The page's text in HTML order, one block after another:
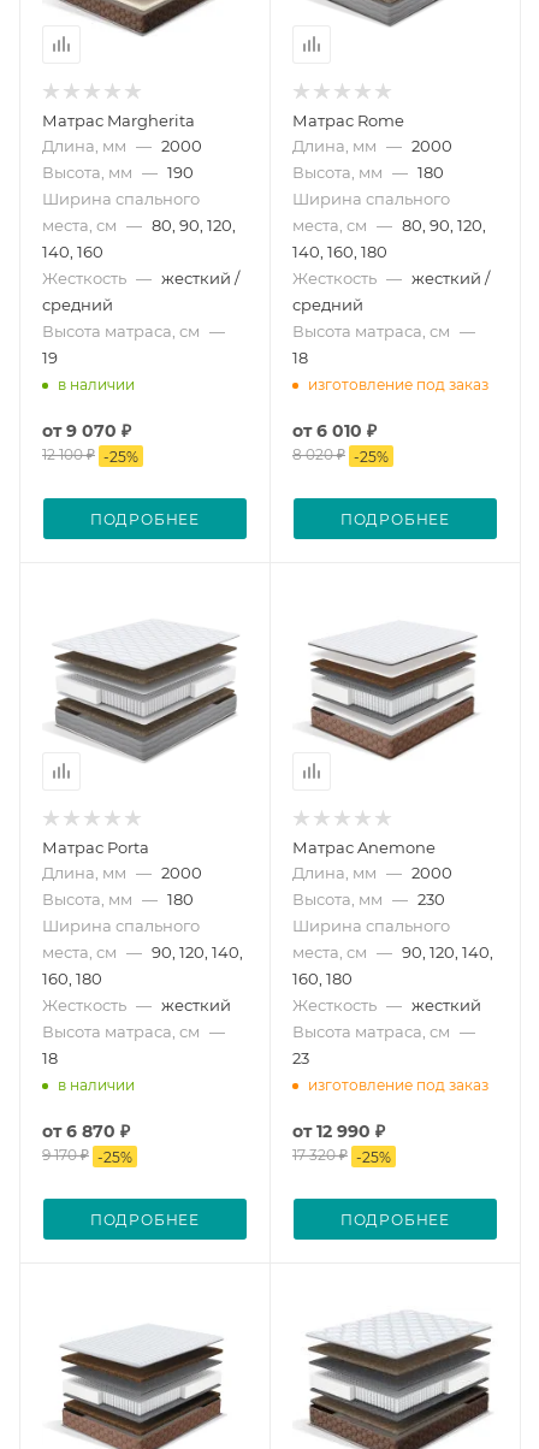
Матрас Margherita
Длина, мм — 2000
Высота, мм — 190
Ширина спального
места, см — 80, 90, 120,
140, 160
Жесткость — жесткий /
средний
Высота матраса, см —
19
в наличии
от9 070 ₽
12 100 ₽ -25%
ПОДРОБНЕЕ
Матрас Rome
Длина, мм — 2000
Высота, мм — 180
Ширина спального
места, см — 80, 90, 120,
140, 160, 180
Жесткость — жесткий /
средний
Высота матраса, см —
18
изготовление под заказ
от6 010 ₽
8 020 ₽ -25%
ПОДРОБНЕЕ
Матрас Porta
Длина, мм — 2000
Высота, мм — 180
Ширина спального
места, см — 90, 120, 140,
160, 180
Жесткость — жесткий
Высота матраса, см —
18
в наличии
от6 870 ₽
9 170 ₽ -25%
ПОДРОБНЕЕ
Матрас Anemone
Длина, мм — 2000
Высота, мм — 230
Ширина спального
места, см — 90, 120, 140,
160, 180
Жесткость — жесткий
Высота матраса, см —
23
изготовление под заказ
от12 990 ₽
17 320 ₽ -25%
ПОДРОБНЕЕ